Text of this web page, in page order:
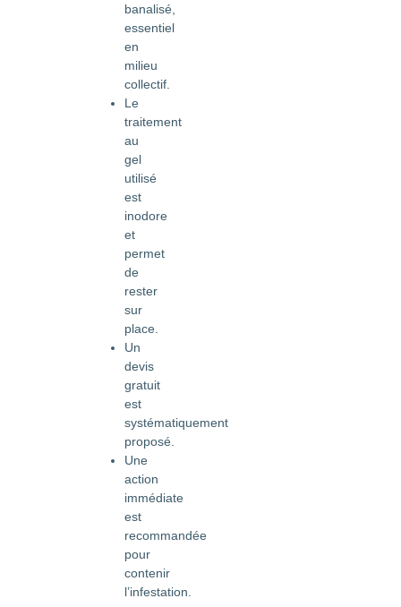
banalisé,
essentiel
en
milieu
collectif.
Le
traitement
au
gel
utilisé
est
inodore
et
permet
de
rester
sur
place.
Un
devis
gratuit
est
systématiquement
proposé.
Une
action
immédiate
est
recommandée
pour
contenir
l’infestation.